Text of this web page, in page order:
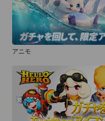
【推奨OS】iOS 6.0～
【非対応端末】iPhone3GS
iPod touch (～第4世代)
アニモ